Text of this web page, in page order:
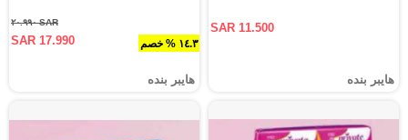
SAR 11.500
هايبر بنده
١٤.٣ % خصم
SAR ٢٠.٩٩٠
SAR 17.990
هايبر بنده